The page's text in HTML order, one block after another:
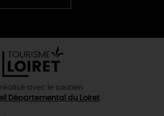
Chinese
avec le soutien
Départemental du Loiret